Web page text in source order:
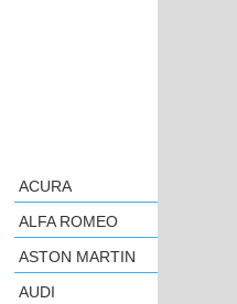
ACURA
ALFA ROMEO
ASTON MARTIN
AUDI